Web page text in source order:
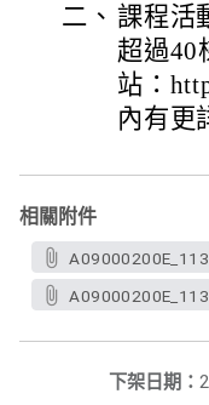
二、 課程活
超過40
站：
內有更
相關附件
下架日期：